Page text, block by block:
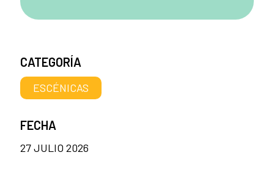
CATEGORÍA
ESCÉNICAS
FECHA
27 JULIO 2026